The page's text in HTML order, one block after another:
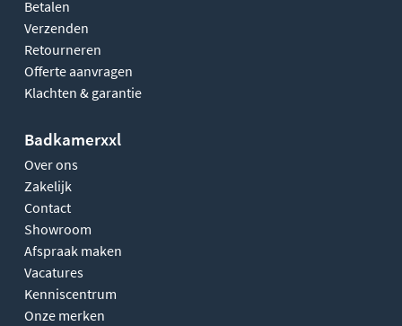
Betalen
Verzenden
Retourneren
Offerte aanvragen
Klachten & garantie
Badkamerxxl
Over ons
Zakelijk
Contact
Showroom
Afspraak maken
Vacatures
Kenniscentrum
Onze merken